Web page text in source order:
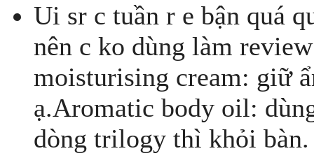
Ui sr c tuần r e bận quá
nên c ko dùng làm
moisturising cream: giữ
ạ.Aromatic body oil:
dòng trilogy thì khỏi